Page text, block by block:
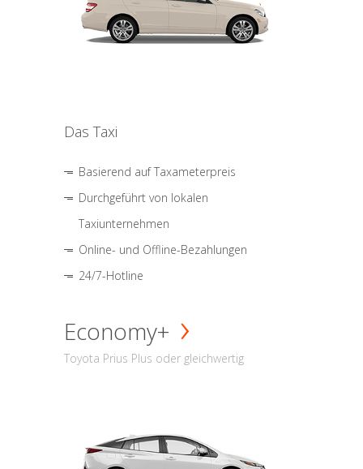
Das Taxi
Basierend auf Taxameterpreis
Durchgeführt von lokalen
Taxiunternehmen
Online- und Offline-Bezahlungen
24/7-Hotline
Economy+
Toyota Prius Plus oder gleichwertig